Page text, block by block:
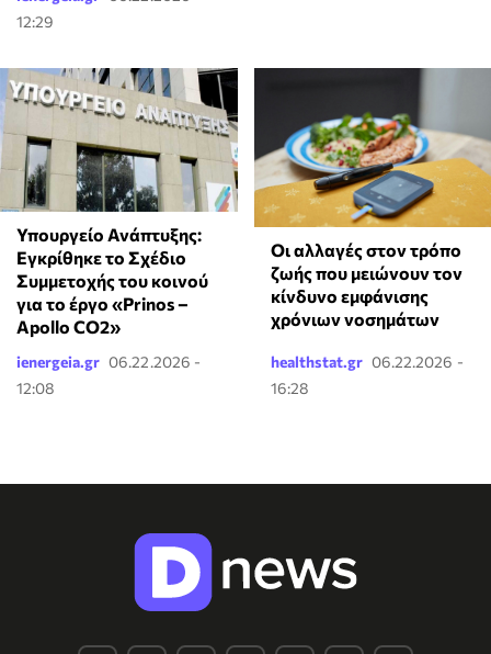
12:29
Υπουργείο Ανάπτυξης:
Εγκρίθηκε το Σχέδιο
Συμμετοχής του κοινού
για το έργο «Prinos –
Apollo CO2»
ienergeia.gr 06.22.2026 -
12:08
Οι αλλαγές στον τρόπο
ζωής που μειώνουν τον
κίνδυνο εμφάνισης
χρόνιων νοσημάτων
healthstat.gr 06.22.2026 -
16:28